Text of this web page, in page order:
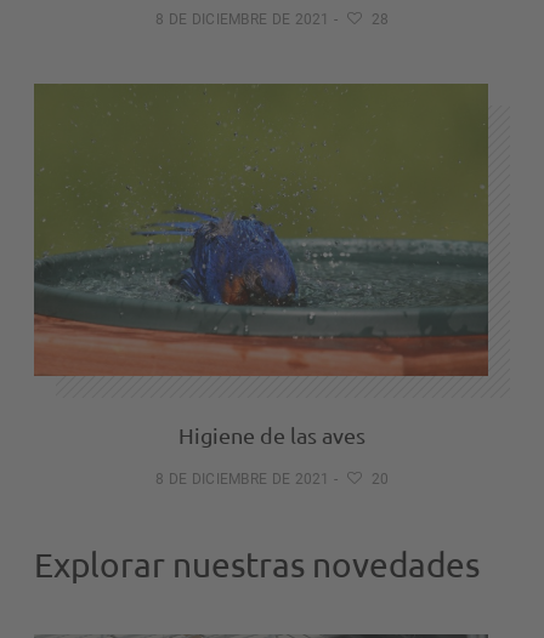
8 DE DICIEMBRE DE 2021 - 28
Higiene de las aves
8 DE DICIEMBRE DE 2021 - 20
Explorar nuestras novedades